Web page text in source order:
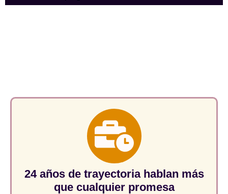
24 años de trayectoria hablan más
que cualquier promesa